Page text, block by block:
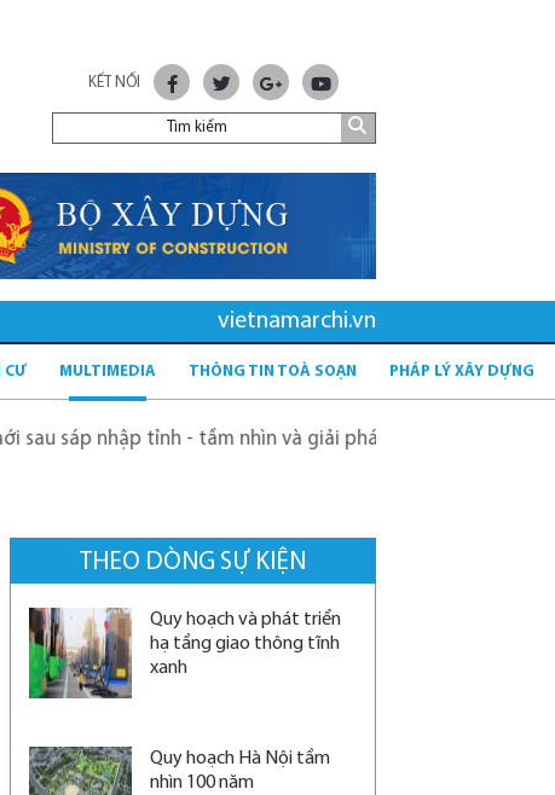
KẾT NỐI
vietnamarchi.vn
CƯ MULTIMEDIA THÔNG TIN TOÀ SOẠN PHÁP LÝ XÂY DỰNG
tỉnh - tầm nhìn và giải pháp Kỳ vọng sông Hồng
THEO DÒNG SỰ KIỆN
Quy hoạch và phát triển
hạ tầng giao thông tĩnh
xanh
Quy hoạch Hà Nội tầm
nhìn 100 năm